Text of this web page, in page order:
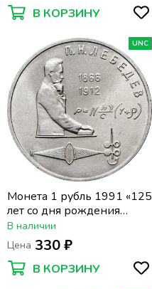
В КОРЗИНУ
UNC
Монета 1 рубль 1991 «125
лет со дня рождения
физика П.Н. Лебедева»
В наличии
Цена 330 ₽
В КОРЗИНУ